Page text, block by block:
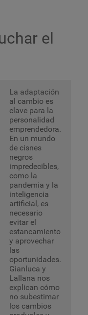
el
La adaptación
al cambio es
clave para la
personalidad
emprendedora.
En un mundo
de cisnes
negros
impredecibles,
como la
pandemia y la
inteligencia
artificial, es
necesario
evitar el
estancamiento
y aprovechar
las
oportunidades.
Gianluca y
Lallana nos
explican cómo
no subestimar
los cambios